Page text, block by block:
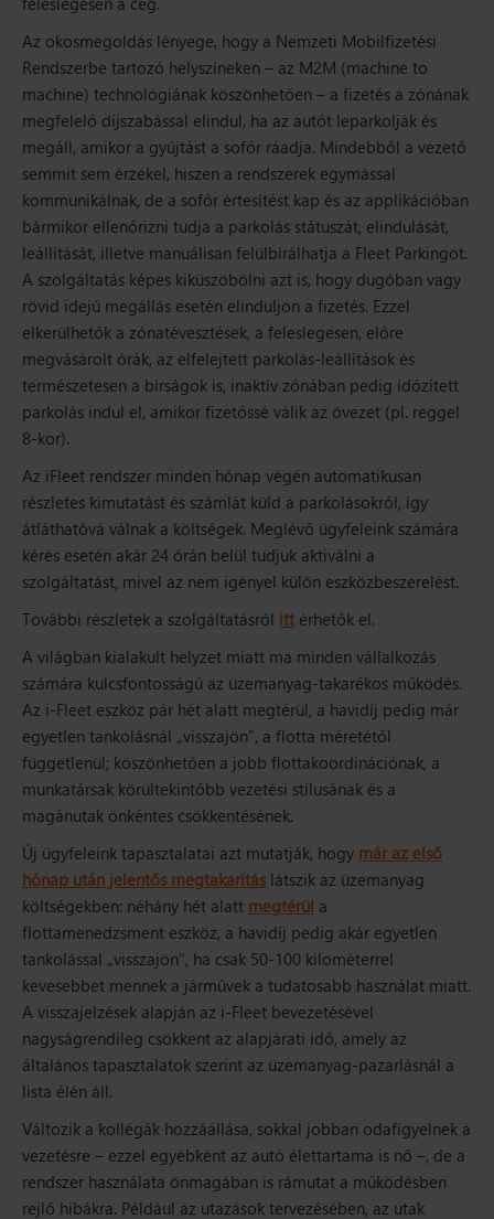
Az okosmegoldás lényege, hogy a Nemzeti Mobilfizetési
Rendszerbe tartozó helyszíneken – az M2M (machine to
machine) technológiának köszönhetően – a fizetés a zónának
megfelelő díjszabással elindul, ha az autót leparkolják és
megáll, amikor a gyújtást a sofőr ráadja. Mindebből a vezető
semmit sem érzékel, hiszen a rendszerek egymással
kommunikálnak, de a sofőr értesítést kap és az applikációban
bármikor ellenőrizni tudja a parkolás státuszát, elindulását,
leállítását, illetve manuálisan felülbírálhatja a Fleet Parkingot.
A szolgáltatás képes kiküszöbölni azt is, hogy dugóban vagy
rövid idejű megállás esetén elinduljon a fizetés. Ezzel
elkerülhetők a zónatévesztések, a feleslegesen, előre
megvásárolt órák, az elfelejtett parkolás-leállítások és
természetesen a bírságok is, inaktív zónában pedig időzített
parkolás indul el, amikor fizetőssé válik az övezet (pl. reggel
8-kor).
Az iFleet rendszer minden hónap végén automatikusan
részletes kimutatást és számlát küld a parkolásokról, így
átláthatóvá válnak a költségek. Meglévő ügyfeleink számára
kérés esetén akár 24 órán belül tudjuk aktiválni a
szolgáltatást, mivel az nem igényel külön eszközbeszerelést.
További részletek a szolgáltatásról itt érhetők el.
A világban kialakult helyzet miatt ma minden vállalkozás
számára kulcsfontosságú az üzemanyag-takarékos működés.
Az i-Fleet eszköz pár hét alatt megtérül, a havidíj pedig már
egyetlen tankolásnál „visszajön”, a flotta méretétől
függetlenül; köszönhetően a jobb flottakoordinációnak, a
munkatársak körültekintőbb vezetési stílusának és a
magánutak önkéntes csökkentésének.
Új ügyfeleink tapasztalatai azt mutatják, hogy már az első
hónap után jelentős megtakarítás látszik az üzemanyag
költségekben: néhány hét alatt megtérül a
flottamenedzsment eszköz, a havidíj pedig akár egyetlen
tankolással „visszajön”, ha csak 50-100 kilométerrel
kevesebbet mennek a járművek a tudatosabb használat miatt.
A visszajelzések alapján az i-Fleet bevezetésével
nagyságrendileg csökkent az alapjárati idő, amely az
általános tapasztalatok szerint az üzemanyag-pazarlásnál a
lista élén áll.
Változik a kollégák hozzáállása, sokkal jobban odafigyelnek a
vezetésre – ezzel egyébként az autó élettartama is nő –, de a
rendszer használata önmagában is rámutat a működésben
rejlő hibákra. Például az utazások tervezésében, az utak